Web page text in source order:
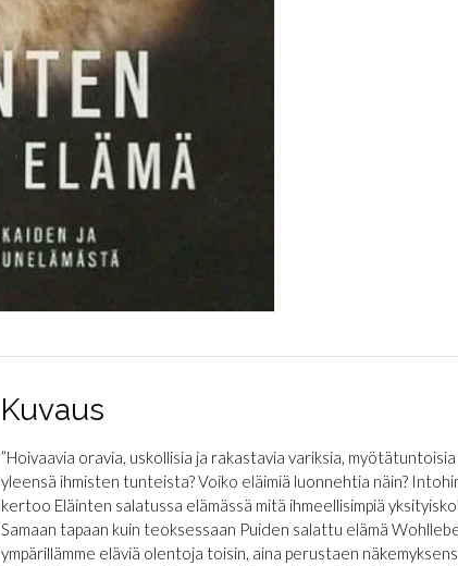
Kuvaus
”Hoivaavia oravia, uskollisia ja rakastavia variksia,
yleensä ihmisten tunteista? Voiko eläimiä luonnehtia näin?
kertoo Eläinten salatussa elämässä mitä ihmeellisimpiä
Samaan tapaan kuin teoksessaan Puiden salattu elämä
ympärillämme eläviä olentoja toisin, aina perustaen